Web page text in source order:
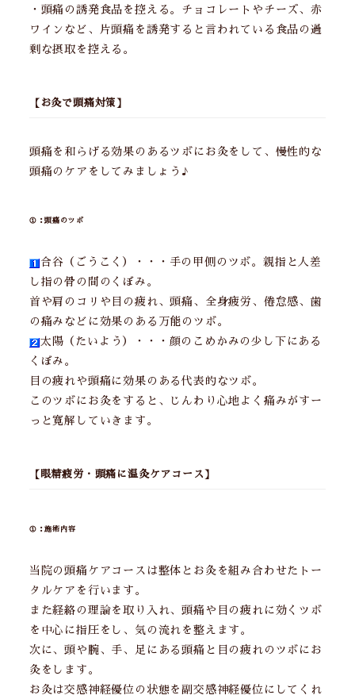
・頭痛の誘発食品を控える。チョコレートやチーズ、赤
ワインなど、片頭痛を誘発すると言われている食品の過
剰な摂取を控える。
【お灸で頭痛対策】
頭痛を和らげる効果のあるツボにお灸をして、慢性的な
頭痛のケアをしてみましょう♪
①：頭痛のツボ
合谷（ごうこく）・・・手の甲側のツボ。親指と人差
し指の骨の間のくぼみ。
首や肩のコリや目の疲れ、頭痛、全身疲労、倦怠感、歯
の痛みなどに効果のある万能のツボ。
太陽（たいよう）・・・顔のこめかみの少し下にある
くぼみ。
目の疲れや頭痛に効果のある代表的なツボ。
このツボにお灸をすると、じんわり心地よく痛みがすー
っと寛解していきます。
【眼精疲労・頭痛に温灸ケアコース】
①：施術内容
当院の頭痛ケアコースは整体とお灸を組み合わせたトー
タルケアを行います。
また経絡の理論を取り入れ、頭痛や目の疲れに効くツボ
を中心に指圧をし、気の流れを整えます。
次に、頭や腕、手、足にある頭痛と目の疲れのツボにお
灸をします。
お灸は交感神経優位の状態を副交感神経優位にしてくれ